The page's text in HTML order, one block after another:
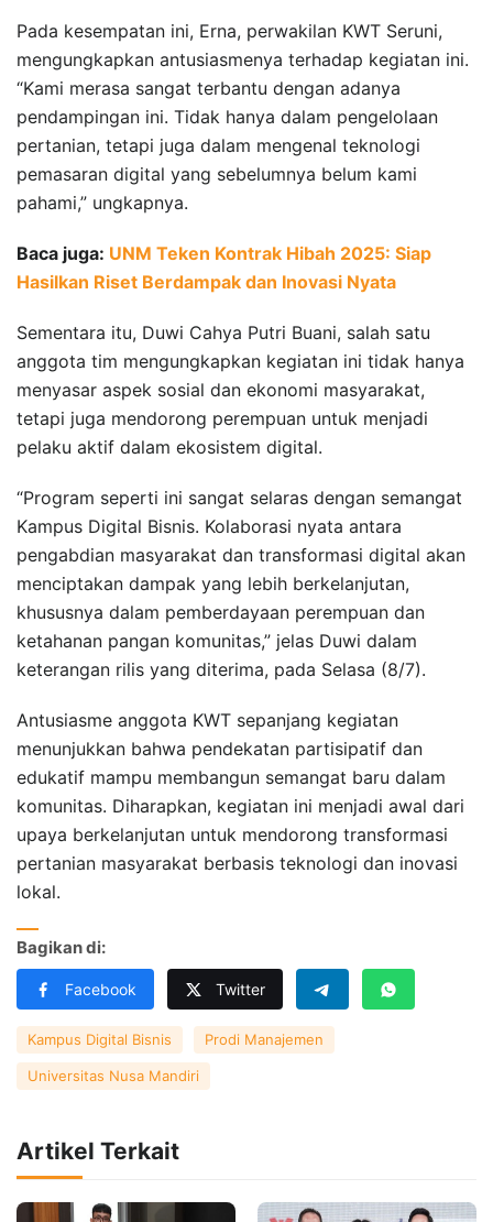
Pada kesempatan ini, Erna, perwakilan KWT Seruni,
mengungkapkan antusiasmenya terhadap kegiatan ini.
“Kami merasa sangat terbantu dengan adanya
pendampingan ini. Tidak hanya dalam pengelolaan
pertanian, tetapi juga dalam mengenal teknologi
pemasaran digital yang sebelumnya belum kami
pahami,” ungkapnya.
Baca juga: UNM Teken Kontrak Hibah 2025: Siap
Hasilkan Riset Berdampak dan Inovasi Nyata
Sementara itu, Duwi Cahya Putri Buani, salah satu
anggota tim mengungkapkan kegiatan ini tidak hanya
menyasar aspek sosial dan ekonomi masyarakat,
tetapi juga mendorong perempuan untuk menjadi
pelaku aktif dalam ekosistem digital.
“Program seperti ini sangat selaras dengan semangat
Kampus Digital Bisnis. Kolaborasi nyata antara
pengabdian masyarakat dan transformasi digital akan
menciptakan dampak yang lebih berkelanjutan,
khususnya dalam pemberdayaan perempuan dan
ketahanan pangan komunitas,” jelas Duwi dalam
keterangan rilis yang diterima, pada Selasa (8/7).
Antusiasme anggota KWT sepanjang kegiatan
menunjukkan bahwa pendekatan partisipatif dan
edukatif mampu membangun semangat baru dalam
komunitas. Diharapkan, kegiatan ini menjadi awal dari
upaya berkelanjutan untuk mendorong transformasi
pertanian masyarakat berbasis teknologi dan inovasi
lokal.
Bagikan di:
Facebook Twitter
Kampus Digital Bisnis Prodi Manajemen
Universitas Nusa Mandiri
Artikel Terkait